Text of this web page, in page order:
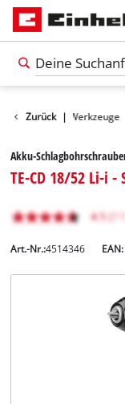
Zurück |
Produkte Werkzeuge
Akku-
TE-CD 18/52 Li-i -
Art.-Nr.:4514346 EAN: